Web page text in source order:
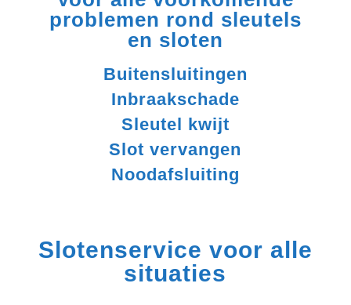
problemen rond sleutels
en sloten
Buitensluitingen
Inbraakschade
Sleutel kwijt
Slot vervangen
Noodafsluiting
Slotenservice voor alle
situaties